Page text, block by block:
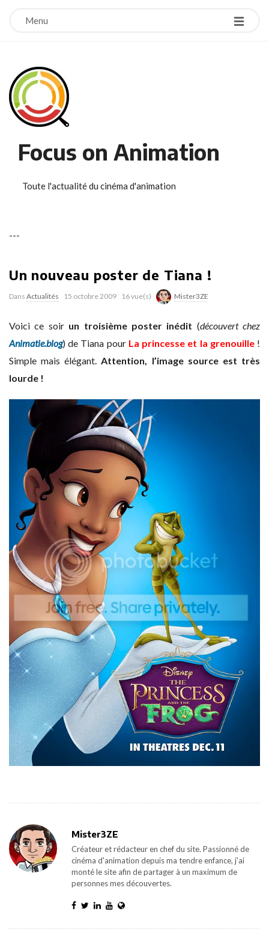
Menu
Focus on Animation
Toute l'actualité du cinéma d'animation
---
Un nouveau poster de Tiana !
Dans Actualités 15 octobre 2009 16 vue(s) Mister3ZE
Voici ce soirun troisième poster inédit (découvert chez
Animatie.blog) de Tiana pour La princesse et la grenouille!
Simple mais élégant.Attention, l’image source est très
lourde !
Mister3ZE
Créateur et rédacteur en chef du site. Passionné de
cinéma d'animation depuis ma tendre enfance, j'ai
monté le site afin de partager à un maximum de
personnes mes découvertes.